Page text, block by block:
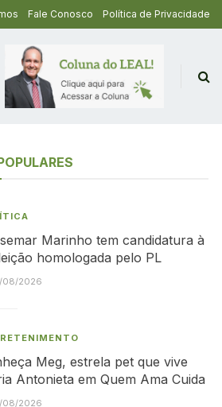
Fale Conosco Política de Privacidade
Marinho tem candidatura à
homologada pelo PL
2026
Meg, estrela pet que vive
Antonieta em Quem Ama Cuida
2026